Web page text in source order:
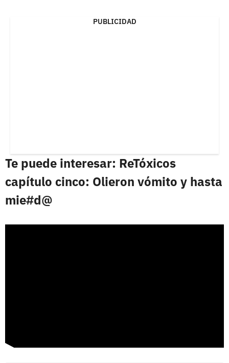
PUBLICIDAD
Te puede interesar: ReTóxicos
capítulo cinco: Olieron vómito y hasta
mie#d@